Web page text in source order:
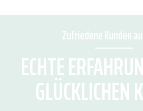
Zufriedene Kunden
ECHTE
GLÜCKLICHEN